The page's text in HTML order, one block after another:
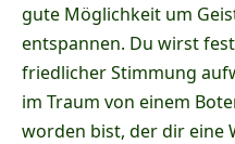
gute Möglichkeit um
entspannen. Du wirst
friedlicher Stimmung
im Traum von einem
worden bist, der dir eine